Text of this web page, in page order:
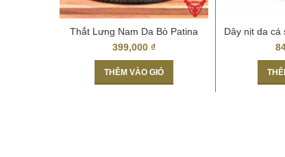
Thắt Lưng Nam Da Bò Patina
TLP01 Cao Cấp
399,000 ₫
THÊM VÀO GIỎ
Dây nịt da cá